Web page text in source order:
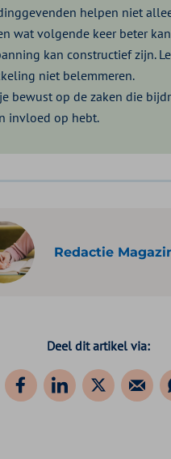
helpen niet
wat volgende keer beter
kan constructief zijn.
niet belemmeren.
je bewust op de zaken die
invloed op hebt.
Redactie
Deel dit artikel via: